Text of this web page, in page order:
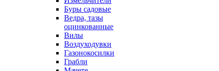
Буры садовые
Ведра, тазы
оцинкованные
Вилы
Воздуходувки
Газонокосилки
Грабли